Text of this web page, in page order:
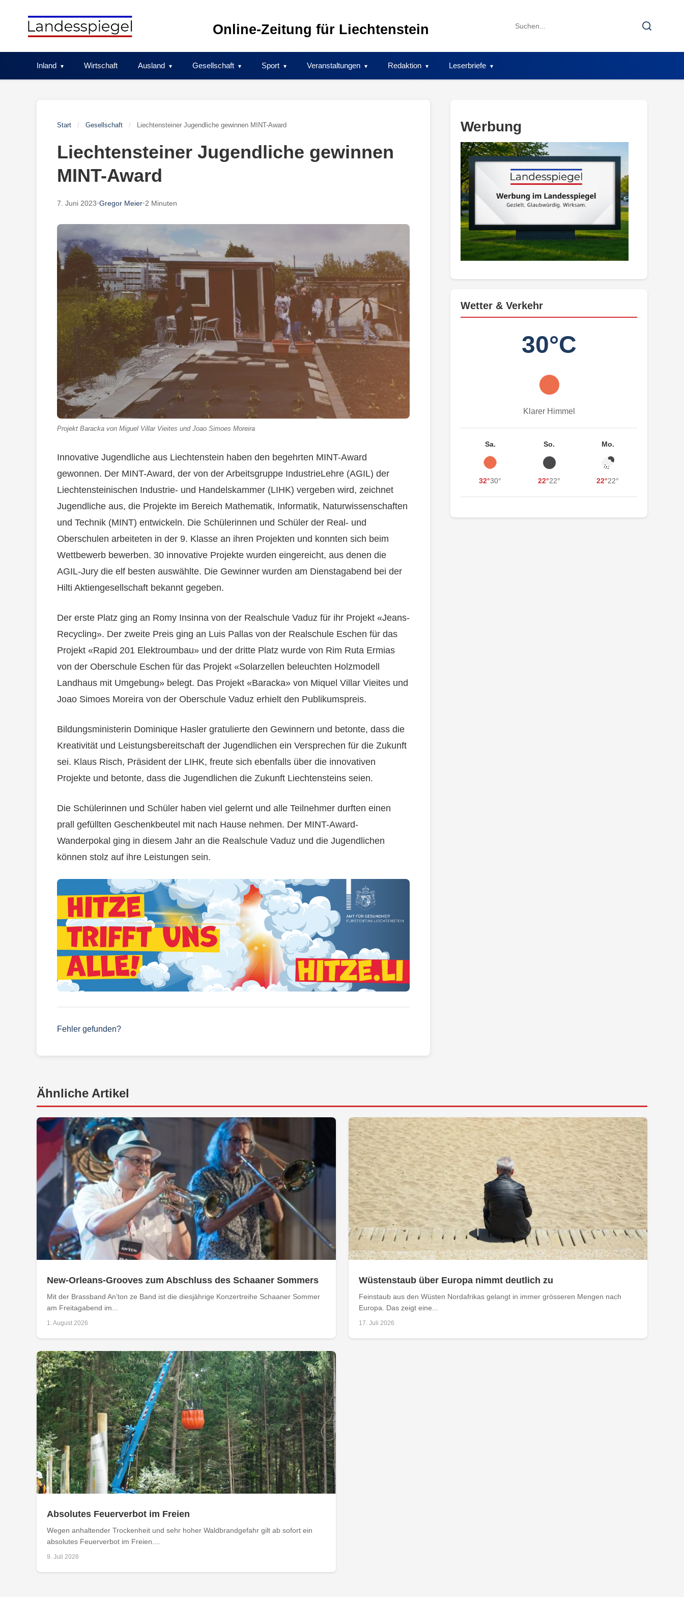
Online-Zeitung für Liechtenstein
Search
Search
Inland Wirtschaft Ausland Gesellschaft Sport Veranstaltungen Redaktion Leserbriefe
Start / Gesellschaft / Liechtensteiner Jugendliche gewinnen MINT-Award
Liechtensteiner Jugendliche gewinnen
MINT-Award
7. Juni 2023•Gregor Meier•2 Minuten
Projekt Baracka von Miguel Villar Vieites und Joao Simoes Moreira
Innovative Jugendliche aus Liechtenstein haben den begehrten MINT-Award
gewonnen. Der MINT-Award, der von der Arbeitsgruppe IndustrieLehre (AGIL) der
Liechtensteinischen Industrie- und Handelskammer (LIHK) vergeben wird, zeichnet
Jugendliche aus, die Projekte im Bereich Mathematik, Informatik, Naturwissenschaften
und Technik (MINT) entwickeln. Die Schülerinnen und Schüler der Real- und
Oberschulen arbeiteten in der 9. Klasse an ihren Projekten und konnten sich beim
Wettbewerb bewerben. 30 innovative Projekte wurden eingereicht, aus denen die
AGIL-Jury die elf besten auswählte. Die Gewinner wurden am Dienstagabend bei der
Hilti Aktiengesellschaft bekannt gegeben.
Der erste Platz ging an Romy Insinna von der Realschule Vaduz für ihr Projekt «Jeans-
Recycling». Der zweite Preis ging an Luis Pallas von der Realschule Eschen für das
Projekt «Rapid 201 Elektroumbau» und der dritte Platz wurde von Rim Ruta Ermias
von der Oberschule Eschen für das Projekt «Solarzellen beleuchten Holzmodell
Landhaus mit Umgebung» belegt. Das Projekt «Baracka» von Miquel Villar Vieites und
Joao Simoes Moreira von der Oberschule Vaduz erhielt den Publikumspreis.
Bildungsministerin Dominique Hasler gratulierte den Gewinnern und betonte, dass die
Kreativität und Leistungsbereitschaft der Jugendlichen ein Versprechen für die Zukunft
sei. Klaus Risch, Präsident der LIHK, freute sich ebenfalls über die innovativen
Projekte und betonte, dass die Jugendlichen die Zukunft Liechtensteins seien.
Die Schülerinnen und Schüler haben viel gelernt und alle Teilnehmer durften einen
prall gefüllten Geschenkbeutel mit nach Hause nehmen. Der MINT-Award-
Wanderpokal ging in diesem Jahr an die Realschule Vaduz und die Jugendlichen
können stolz auf ihre Leistungen sein.
Fehler gefunden?
Werbung
Wetter & Verkehr
30°C
Klarer Himmel
Sa.
32°30°
So.
22°22°
Mo.
22°22°
Ähnliche Artikel
New-Orleans-Grooves zum Abschluss des Schaaner Sommers
Mit der Brassband An’ton ze Band ist die diesjährige Konzertreihe Schaaner Sommer
am Freitagabend im...
1. August 2026
Wüstenstaub über Europa nimmt deutlich zu
Feinstaub aus den Wüsten Nordafrikas gelangt in immer grösseren Mengen nach
Europa. Das zeigt eine...
17. Juli 2026
Absolutes Feuerverbot im Freien
Wegen anhaltender Trockenheit und sehr hoher Waldbrandgefahr gilt ab sofort ein
absolutes Feuerverbot im Freien....
9. Juli 2026